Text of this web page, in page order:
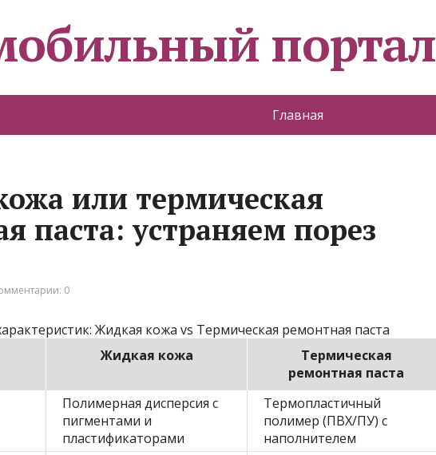
портал
Главная
или термическая
паста: устраняем порез
0
Жидкая кожа vs Термическая ремонтная паста
Жидкая кожа
Термическая
ремонтная паста
Полимерная дисперсия с
пигментами и
пластификаторами
Термопластичный
полимер (ПВХ/ПУ) с
наполнителем